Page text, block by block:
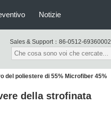
Notizie
Sales & Support： 86-0512-69360002
del poliestere di 55% Microfiber 45%
della strofinata